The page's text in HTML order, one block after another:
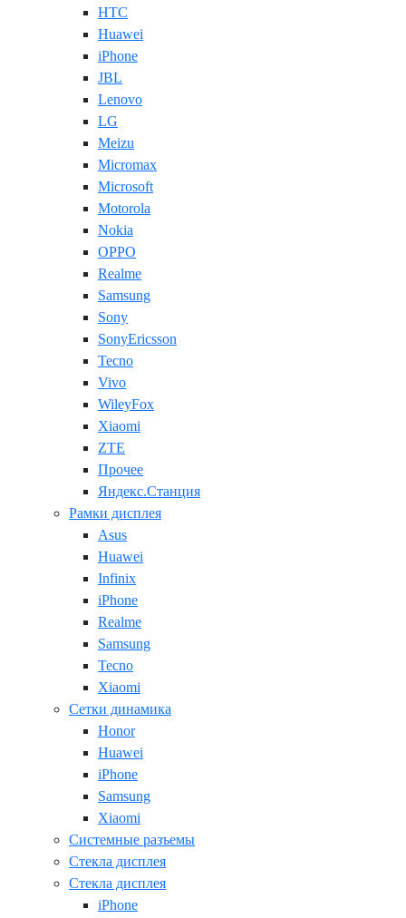
HTC
Huawei
iPhone
JBL
Lenovo
LG
Meizu
Micromax
Microsoft
Motorola
Nokia
OPPO
Realme
Samsung
Sony
SonyEricsson
Tecno
Vivo
WileyFox
Xiaomi
ZTE
Прочее
Яндекс.Станция
Рамки дисплея
Asus
Huawei
Infinix
iPhone
Realme
Samsung
Tecno
Xiaomi
Сетки динамика
Honor
Huawei
iPhone
Samsung
Xiaomi
Системные разъемы
Стекла дисплея
Стекла дисплея
iPhone